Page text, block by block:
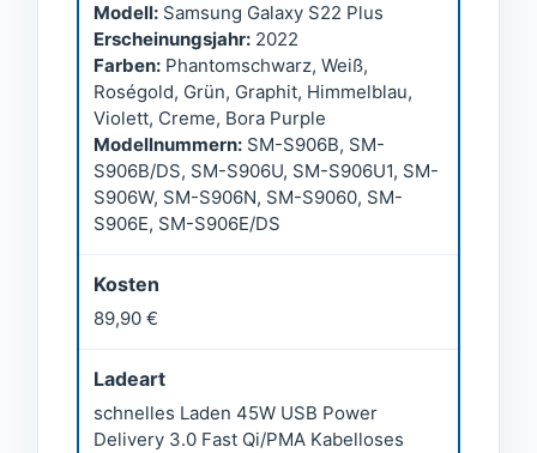
Modell: Samsung Galaxy S22 Plus
Erscheinungsjahr: 2022
Farben: Phantomschwarz, Weiß,
Roségold, Grün, Graphit, Himmelblau,
Violett, Creme, Bora Purple
Modellnummern: SM-S906B, SM-
S906B/DS, SM-S906U, SM-S906U1, SM-
S906W, SM-S906N, SM-S9060, SM-
S906E, SM-S906E/DS
Kosten
89,90 €
Ladeart
schnelles Laden 45W USB Power
Delivery 3.0 Fast Qi/PMA Kabelloses